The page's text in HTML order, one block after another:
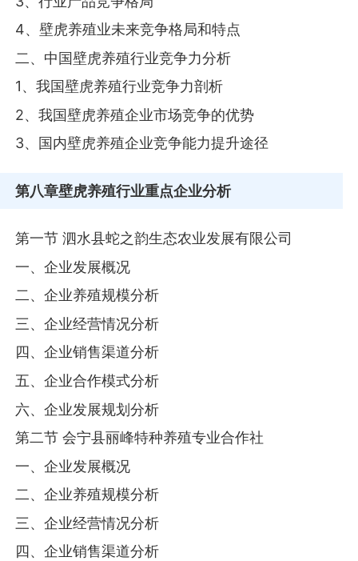
4、壁虎养殖业未来竞争格局和特点
二、中国壁虎养殖行业竞争力分析
1、我国壁虎养殖行业竞争力剖析
2、我国壁虎养殖企业市场竞争的优势
3、国内壁虎养殖企业竞争能力提升途径
第八章壁虎养殖行业重点企业分析
第一节 泗水县蛇之韵生态农业发展有限公司
一、企业发展概况
二、企业养殖规模分析
三、企业经营情况分析
四、企业销售渠道分析
五、企业合作模式分析
六、企业发展规划分析
第二节 会宁县丽峰特种养殖专业合作社
一、企业发展概况
二、企业养殖规模分析
三、企业经营情况分析
四、企业销售渠道分析